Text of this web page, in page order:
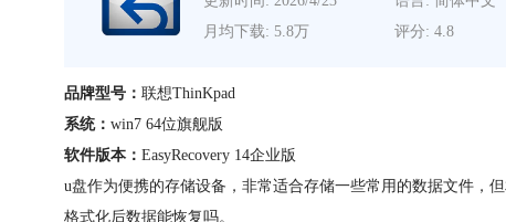
月均下载: 5.8万
评分: 4.8
品牌型号： 联想ThinKpad
系统： win7 64位旗舰版
软件版本： EasyRecovery 14企业版
u盘作为便携的存储设备，非常适合存储一些常用的数据文件，
格式化后数据能恢复吗。